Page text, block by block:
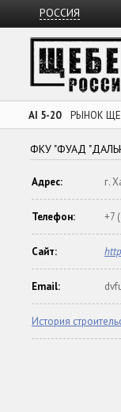
РОССИЯ
AI 5-20 РЫНОК
ФКУ "ФУАД
Адрес: г.
Телефон: +7
Сайт:
Email:
История